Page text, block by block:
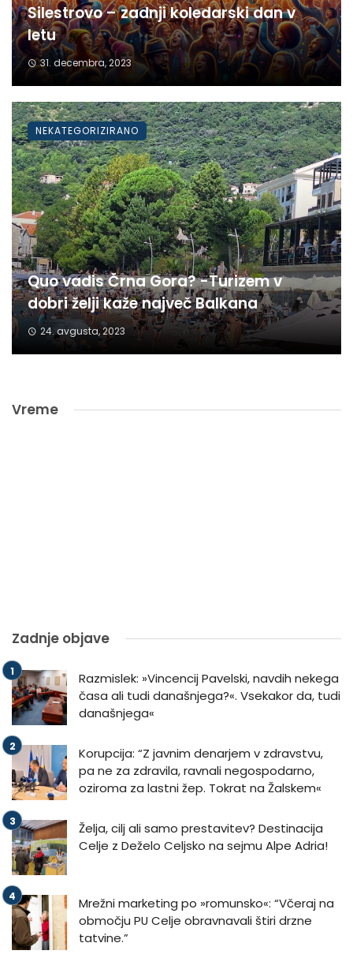
Silestrovo – zadnji koledarski dan v
letu
31. decembra, 2023
Quo vadis Črna Gora? -Turizem v
dobri želji kaže največ Balkana
24. avgusta, 2023
NEKATEGORIZIRANO
Vreme
Zadnje objave
Razmislek: »Vincencij Pavelski, navdih nekega
časa ali tudi današnjega?«. Vsekakor da, tudi
današnjega«
Korupcija: “Z javnim denarjem v zdravstvu,
pa ne za zdravila, ravnali negospodarno,
oziroma za lastni žep. Tokrat na Žalskem«
Želja, cilj ali samo prestavitev? Destinacija
Celje z Deželo Celjsko na sejmu Alpe Adria!
Mrežni marketing po »romunsko«: “Včeraj na
območju PU Celje obravnavali štiri drzne
tatvine.”